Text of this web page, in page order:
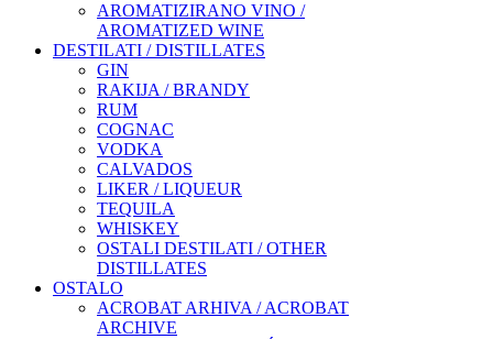
AROMATIZIRANO VINO /
AROMATIZED WINE
DESTILATI / DISTILLATES
GIN
RAKIJA / BRANDY
RUM
COGNAC
VODKA
CALVADOS
LIKER / LIQUEUR
TEQUILA
WHISKEY
OSTALI DESTILATI / OTHER
DISTILLATES
OSTALO
ACROBAT ARHIVA / ACROBAT
ARCHIVE